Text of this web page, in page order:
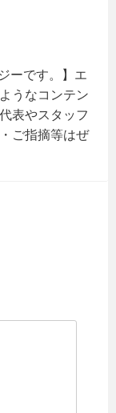
ーです。】エ
うなコンテン
表やスタッフ
ご指摘等はぜ